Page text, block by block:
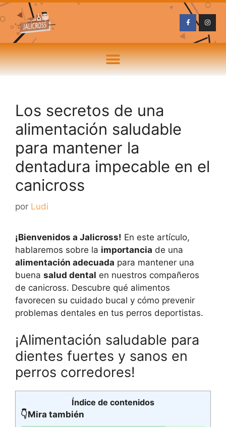
Los secretos de una
alimentación saludable
para mantener la
dentadura impecable en el
canicross
por Ludi
¡Bienvenidos a Jalicross! En este artículo,
hablaremos sobre la importancia de una
alimentación adecuada para mantener una
buena salud dental en nuestros compañeros
de canicross. Descubre qué alimentos
favorecen su cuidado bucal y cómo prevenir
problemas dentales en tus perros deportistas.
¡Alimentación saludable para
dientes fuertes y sanos en
perros corredores!
Índice de contenidos
👇Mira también